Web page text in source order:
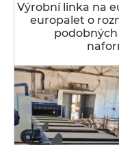
Výrobní linka na
europalet o